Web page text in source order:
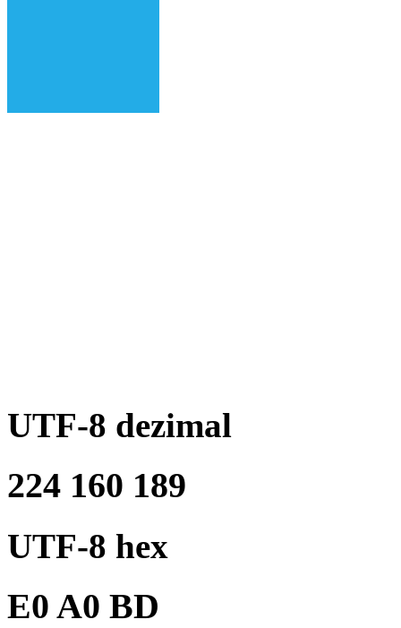
UTF-8 dezimal
224 160 189
UTF-8 hex
E0 A0 BD